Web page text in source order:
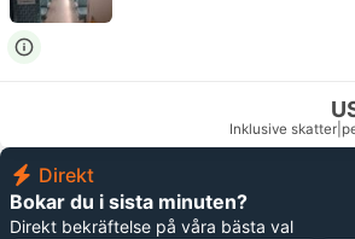
Inklusive skatter
Direkt
Bokar du i sista minuten?
Direkt bekräftelse på våra bästa val